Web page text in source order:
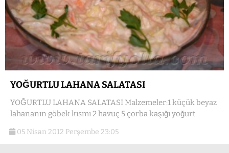
YOĞURTLU LAHANA SALATASI
YOĞURTLU LAHANA SALATASI Malzemeler:1 küçük beyaz
lahananın göbek kısmı 2 havuç 5 çorba kaşığı yoğurt
05 Nisan 2012 Perşembe 23:05